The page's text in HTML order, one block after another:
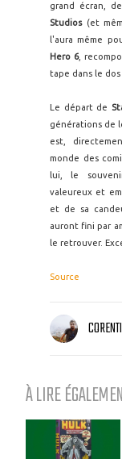
grand écran,
Studios(et
l'aura même
Hero 6,
tape dans le dos
Le départ de
générations de
est,
monde des
lui, le
valeureux et
et de sa
auront fini par
le retrouver.
Source
À LIRE